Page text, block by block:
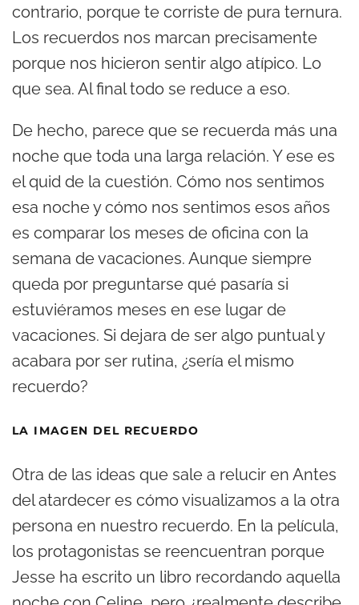
contrario, porque te corriste de pura ternura.
Los recuerdos nos marcan precisamente
porque nos hicieron sentir algo atípico. Lo
que sea. Al final todo se reduce a eso.
De hecho, parece que se recuerda más una
noche que toda una larga relación. Y ese es
el quid de la cuestión. Cómo nos sentimos
esa noche y cómo nos sentimos esos años
es comparar los meses de oficina con la
semana de vacaciones. Aunque siempre
queda por preguntarse qué pasaría si
estuviéramos meses en ese lugar de
vacaciones. Si dejara de ser algo puntual y
acabara por ser rutina, ¿sería el mismo
recuerdo?
LA IMAGEN DEL RECUERDO
Otra de las ideas que sale a relucir en Antes
del atardecer es cómo visualizamos a la otra
persona en nuestro recuerdo. En la película,
los protagonistas se reencuentran porque
Jesse ha escrito un libro recordando aquella